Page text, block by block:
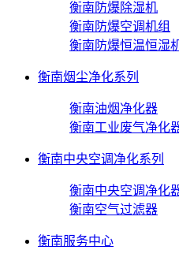
衡南防爆除湿机
衡南防爆空调机组
衡南防爆恒温恒湿
衡南烟尘净化系列
衡南油烟净化器
衡南工业废气净化
衡南中央空调净化系列
衡南中央空调净化
衡南空气过滤器
衡南服务中心